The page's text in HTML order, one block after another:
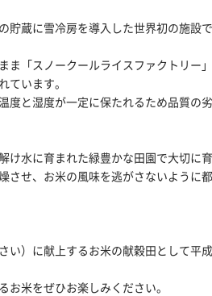
貯蔵に雪冷房を導入した世界初の施設
ま「スノークールライスファクトリー
ています。
度と湿度が一定に保たれるため品質の
け水に育まれた緑豊かな田園で大切に
させ、お米の風味を逃がさないように
い）に献上するお米の献穀田として平
お米をぜひお楽しみください。